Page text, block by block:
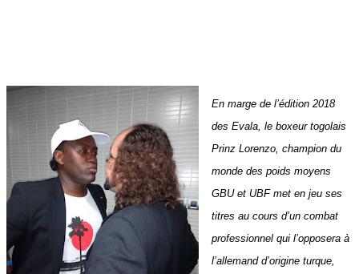
En marge de l’édition 2018
des Evala, le boxeur togolais
Prinz Lorenzo, champion du
monde des poids moyens
GBU et UBF met en jeu ses
titres au cours d’un combat
professionnel qui l’opposera à
l’allemand d’origine turque,